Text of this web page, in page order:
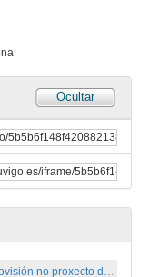
Ocultar
O xénero e a igualdade a través das cancións (Foro virtual de debate de vídeo on line)
O xénero e a igualdade a través das cancións (Foro virtual de debate de vídeo on line)